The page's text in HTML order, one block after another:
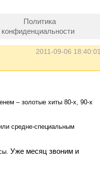
Политика
конфиденциальности
2011-09-06 18:40:01
–золотые хиты 80-х, 90-х
средне-специальным
Уже месяц звоним и